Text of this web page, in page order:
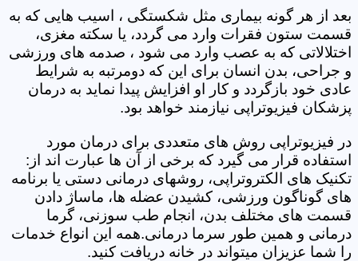
بعد از هر گونه بیماری مثل شکستگی ، اسیب هایی که به
قسمت ستون فقرات وارد می گردد، یا سکته مغزی،
اختلالاتی که به عصب وارد می شود ، صدمه های ورزشی
و جراحی، بدن انسان برای این که دومرتبه به شرایط
عادی خود بازگردد و کار او افزایش پیدا نماید به درمان
پزشکان فیزیوتراپی نیازمند خواهد بود.
در فیزیوتراپی روش های متعددی برای درمان مورد
استفاده قرار می گیرد که برخی از آن ها عبارت اند از:
تکنیک های الکتروتراپی، روشهای درمانی دستی یا برنامه
های گوناگون ورزشی، کشیدن عضله ها، ماساژ دادن
قسمت های مختلف بدن، انجام طب سوزنی، گرما
درمانی و همین طور سرما درمانی.همه این انواع خدمات
را شما عزیزان میتواند در خانه دریافت کنید.